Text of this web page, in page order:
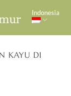
Indonesia
KAYU DI